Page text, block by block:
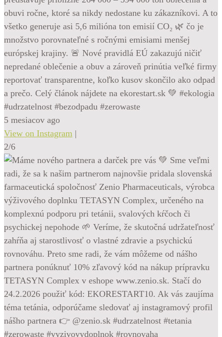
obuvi ročne, ktoré sa nikdy nedostane ku zákazníkovi. A to
všetko generuje asi 5,6 milióna ton emisií CO₂ 🌿 čo je
množstvo porovnateľné s ročnými emisiami menšej
európskej krajiny. 🚨 Nové pravidlá EÚ zakazujú ničiť
nepredané oblečenie a obuv a zároveň prinútia veľké firmy
reportovať transparentne, koľko kusov skončilo ako odpad
a prečo. Celý článok nájdete na ekorestart.sk 💚 #ekologia
#udrzatelnost #bezodpadu #zerowaste
5 mesiacov ago
View on Instagram |
2/6